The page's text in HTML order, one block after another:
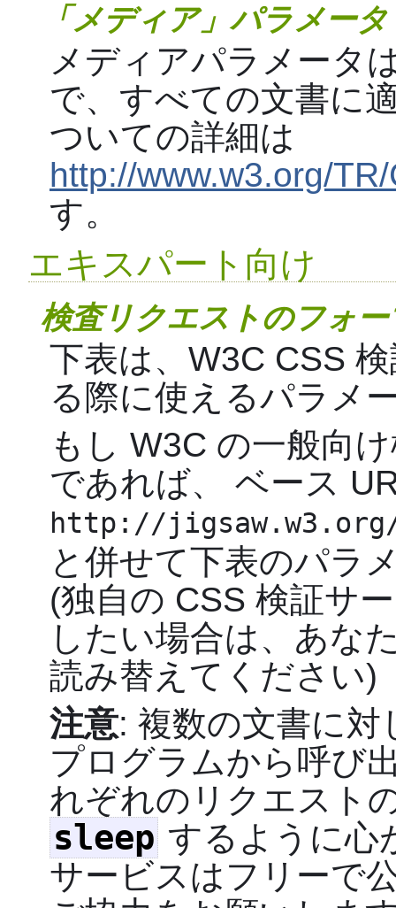
「メディア」パラメータ
メディアパラメータ
で、すべての文書に
ついての詳細は
http://www.w3.org/
す。
エキスパート向け
検査リクエストのフォ
下表は、W3C CSS
る際に使えるパラメ
もし W3C の一般向
であれば、 ベース
http://
と併せて下表のパラ
(独自の CSS 検証サ
したい場合は、あな
読み替えてください)
注意: 複数の文書に
プログラムから呼び
れぞれのリクエスト
sleep するように心
サービスはフリーで